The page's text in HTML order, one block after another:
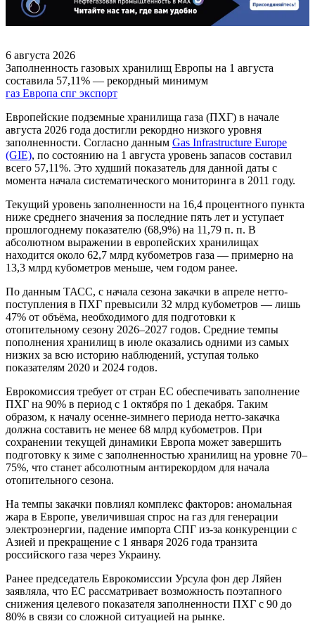
6 августа 2026
Заполненность газовых хранилищ Европы на 1 августа
составила 57,11% — рекордный минимум
газ Европа спг экспорт
Европейские подземные хранилища газа (ПХГ) в начале
августа 2026 года достигли рекордно низкого уровня
заполненности. Согласно данным Gas Infrastructure Europe
(GIE), по состоянию на 1 августа уровень запасов составил
всего 57,11%. Это худший показатель для данной даты с
момента начала систематического мониторинга в 2011 году.
Текущий уровень заполненности на 16,4 процентного пункта
ниже среднего значения за последние пять лет и уступает
прошлогоднему показателю (68,9%) на 11,79 п. п. В
абсолютном выражении в европейских хранилищах
находится около 62,7 млрд кубометров газа — примерно на
13,3 млрд кубометров меньше, чем годом ранее.
По данным ТАСС, с начала сезона закачки в апреле нетто-
поступления в ПХГ превысили 32 млрд кубометров — лишь
47% от объёма, необходимого для подготовки к
отопительному сезону 2026–2027 годов. Средние темпы
пополнения хранилищ в июле оказались одними из самых
низких за всю историю наблюдений, уступая только
показателям 2020 и 2024 годов.
Еврокомиссия требует от стран ЕС обеспечивать заполнение
ПХГ на 90% в период с 1 октября по 1 декабря. Таким
образом, к началу осенне-зимнего периода нетто-закачка
должна составить не менее 68 млрд кубометров. При
сохранении текущей динамики Европа может завершить
подготовку к зиме с заполненностью хранилищ на уровне 70–
75%, что станет абсолютным антирекордом для начала
отопительного сезона.
На темпы закачки повлиял комплекс факторов: аномальная
жара в Европе, увеличившая спрос на газ для генерации
электроэнергии, падение импорта СПГ из-за конкуренции с
Азией и прекращение с 1 января 2026 года транзита
российского газа через Украину.
Ранее председатель Еврокомиссии Урсула фон дер Ляйен
заявляла, что ЕС рассматривает возможность поэтапного
снижения целевого показателя заполненности ПХГ с 90 до
80% в связи со сложной ситуацией на рынке.